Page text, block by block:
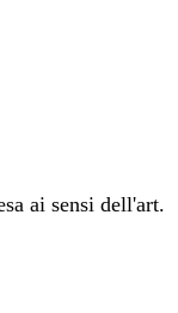
ai sensi dell'art.